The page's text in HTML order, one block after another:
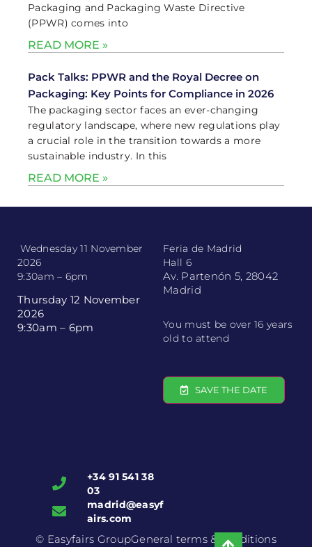
Packaging and Packaging Waste Directive
(PPWR) comes into
READ MORE »
Pack Talks: PPWR and the Royal Decree on
Packaging: Key Points for Compliance in 2026
The packaging sector faces an ever-changing
regulatory landscape, where new regulations play
a crucial role in the transition towards a more
sustainable industry. In this
READ MORE »
Wednesday 11 November
2026
9:30am – 6pm
Thursday 12 November
2026
9:30am – 6pm
Feria de Madrid
Hall 6
Av. Partenón 5, 28042
Madrid
You must be over 16 years
old to attend
SAVE THE DATE
+34 91 541 38
03
madrid@easyf
airs.com
© Easyfairs GroupGeneral terms & conditions